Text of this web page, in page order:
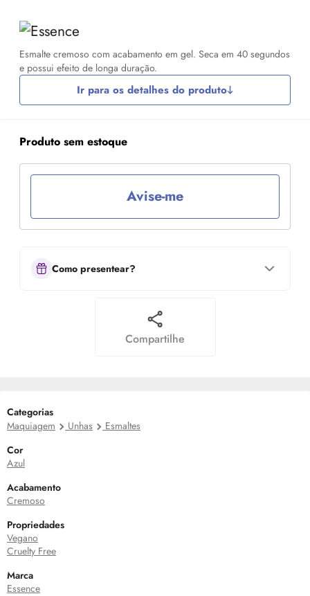
Esmalte cremoso com acabamento em gel. Seca em 40 segundos
e possui efeito de longa duração.
Ir para os detalhes do produto
Produto sem estoque
Avise-me
Como presentear?
Compartilhe
Categorias
Maquiagem
Unhas
Esmaltes
Cor
Azul
Acabamento
Cremoso
Propriedades
Vegano
Cruelty Free
Marca
Essence